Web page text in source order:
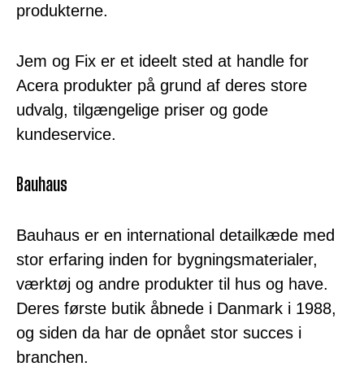
produkterne.
Jem og Fix er et ideelt sted at handle for
Acera produkter på grund af deres store
udvalg, tilgængelige priser og gode
kundeservice.
Bauhaus
Bauhaus er en international detailkæde med
stor erfaring inden for bygningsmaterialer,
værktøj og andre produkter til hus og have.
Deres første butik åbnede i Danmark i 1988,
og siden da har de opnået stor succes i
branchen.